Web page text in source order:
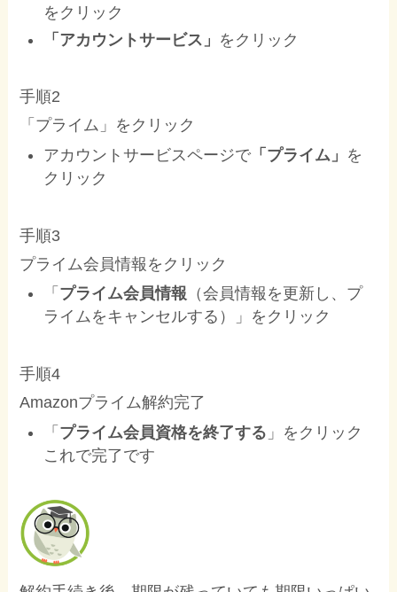
をクリック
「アカウントサービス」 をクリック
手順2
「プライム」をクリック
アカウントサービスページで「プライム」 を
クリック
手順3
プライム会員情報をクリック
「 プライム会員情報 （会員情報を更新し、プ
ライムをキャンセルする）」をクリック
手順4
Amazonプライム解約完了
「 プライム会員資格を終了する 」をクリック
これで完了です